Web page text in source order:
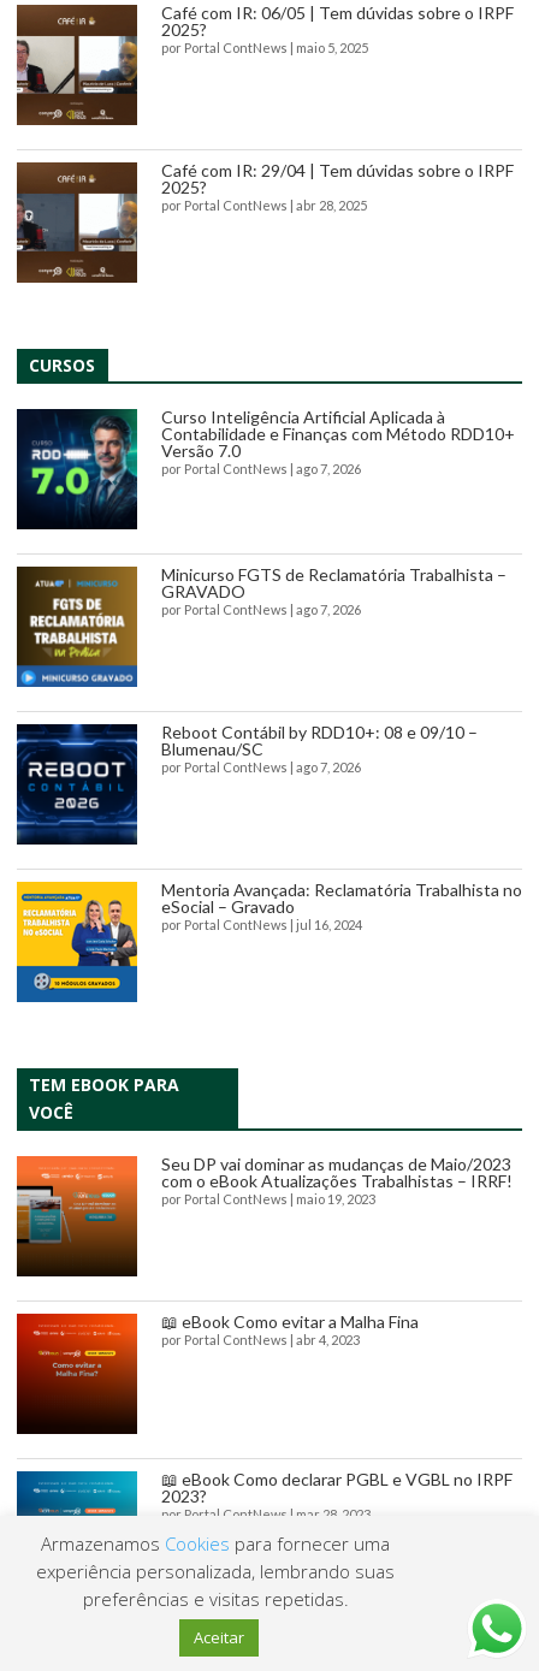
Café com IR: 06/05 | Tem dúvidas sobre o IRPF
2025?
por Portal ContNews | maio 5, 2025
Café com IR: 29/04 | Tem dúvidas sobre o IRPF
2025?
por Portal ContNews | abr 28, 2025
CURSOS
Curso Inteligência Artificial Aplicada à
Contabilidade e Finanças com Método RDD10+
Versão 7.0
por Portal ContNews | ago 7, 2026
Minicurso FGTS de Reclamatória Trabalhista –
GRAVADO
por Portal ContNews | ago 7, 2026
Reboot Contábil by RDD10+: 08 e 09/10 –
Blumenau/SC
por Portal ContNews | ago 7, 2026
Mentoria Avançada: Reclamatória Trabalhista no
eSocial – Gravado
por Portal ContNews | jul 16, 2024
TEM EBOOK PARA
VOCÊ
Seu DP vai dominar as mudanças de Maio/2023
com o eBook Atualizações Trabalhistas – IRRF!
por Portal ContNews | maio 19, 2023
📖 eBook Como evitar a Malha Fina
por Portal ContNews | abr 4, 2023
📖 eBook Como declarar PGBL e VGBL no IRPF
2023?
por Portal ContNews | mar 28, 2023
📖 eBook Rendimentos Recebidos
Acumuladamente na DIRPF 2023
Armazenamos Cookies para fornecer uma
experiência personalizada, lembrando suas
preferências e visitas repetidas.
Aceitar